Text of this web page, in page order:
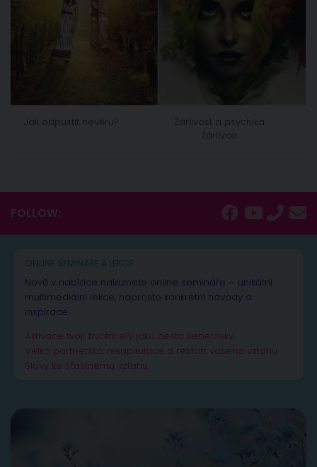
Jak odpustit nevěru?
Žárlivost a psychika
žárlivce
FOLLOW:
ONLINE SEMINÁŘE A LEKCE
Nově v nabídce naleznete online semináře – unikátní
multimediální lekce, naprosto konkrétní návody a
inspirace.
Aktivace tvojí životní síly jako cesta sebelásky
Velká partnerská rekapitulace a restart vašeho vztahu
Slovy ke šťastnému vztahu